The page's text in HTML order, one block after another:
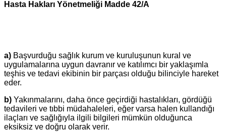
Hasta Hakları Yönetmeliği Madde 42/A
a) Başvurduğu sağlık kurum ve kuruluşunun kural ve
uygulamalarına uygun davranır ve katılımcı bir yaklaşımla
teşhis ve tedavi ekibinin bir parçası olduğu bilinciyle hareket
eder.
b) Yakınmalarını, daha önce geçirdiği hastalıkları, gördüğü
tedavileri ve tıbbi müdahaleleri, eğer varsa halen kullandığı
ilaçları ve sağlığıyla ilgili bilgileri mümkün olduğunca
eksiksiz ve doğru olarak verir.